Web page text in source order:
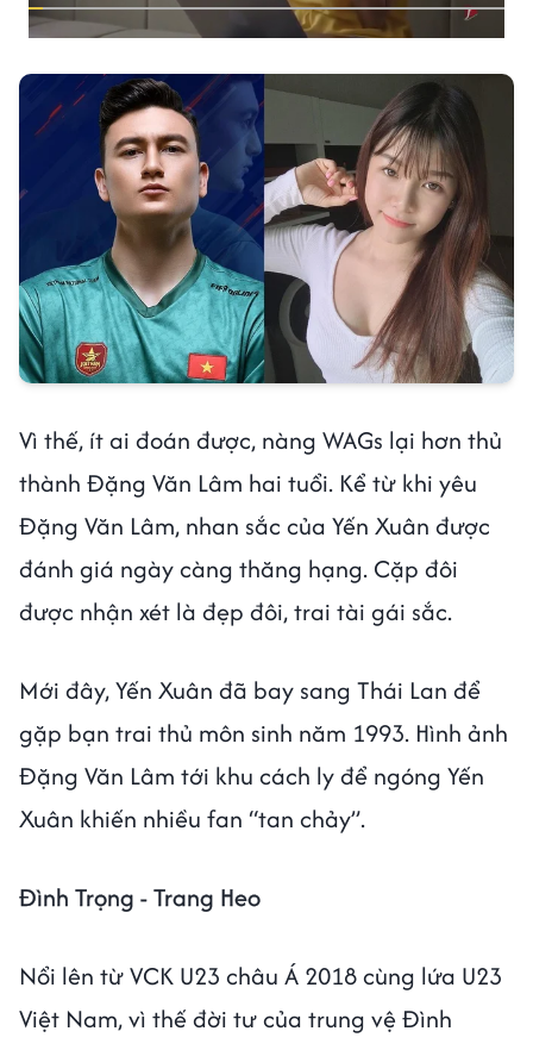
Vì thế, ít ai đoán được, nàng WAGs lại hơn thủ
thành Đặng Văn Lâm hai tuổi. Kể từ khi yêu
Đặng Văn Lâm, nhan sắc của Yến Xuân được
đánh giá ngày càng thăng hạng. Cặp đôi
được nhận xét là đẹp đôi, trai tài gái sắc.
Mới đây, Yến Xuân đã bay sang Thái Lan để
gặp bạn trai thủ môn sinh năm 1993. Hình ảnh
Đặng Văn Lâm tới khu cách ly để ngóng Yến
Xuân khiến nhiều fan “tan chảy”.
Đình Trọng - Trang Heo
Nổi lên từ VCK U23 châu Á 2018 cùng lứa U23
Việt Nam, vì thế đời tư của trung vệ Đình